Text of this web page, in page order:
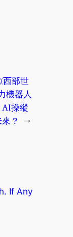
西部世
機器人
操縱
？ →
If Any